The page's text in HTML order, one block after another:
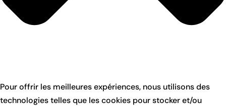
Pour offrir les meilleures expériences, nous utilisons des
technologies telles que les cookies pour stocker et/ou